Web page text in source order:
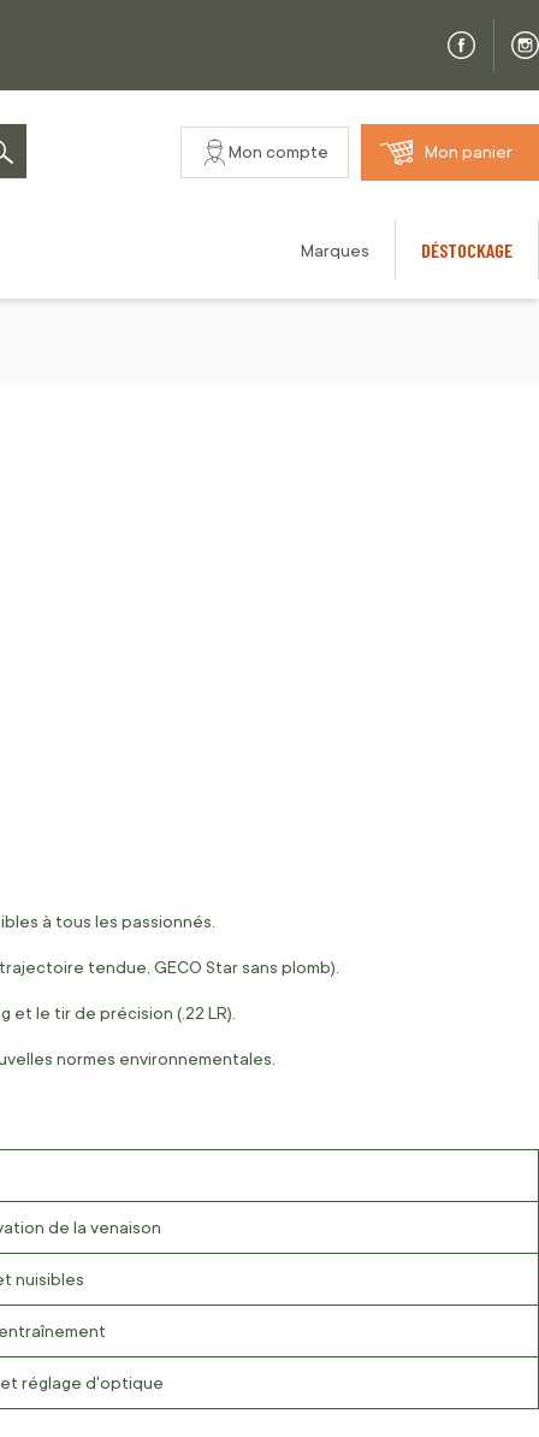
Mon compte Mon panier
Marques DÉSTOCKAGE
à tous les passionnés.
tendue, GECO Star sans plomb).
et le tir de précision (.22 LR).
normes environnementales.
de la venaison
nuisibles
réglage d'optique